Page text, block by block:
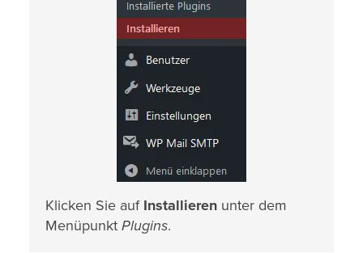
Klicken Sie auf Installieren unter dem
Menüpunkt Plugins.